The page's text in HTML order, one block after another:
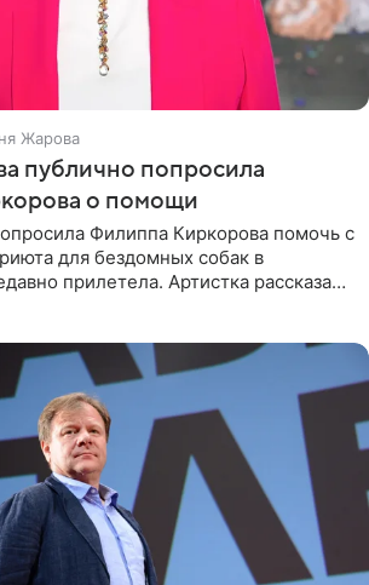
Жарова
публично попросила
о помощи
Филиппа Киркорова помочь с
для бездомных собак в
прилетела. Артистка рассказала